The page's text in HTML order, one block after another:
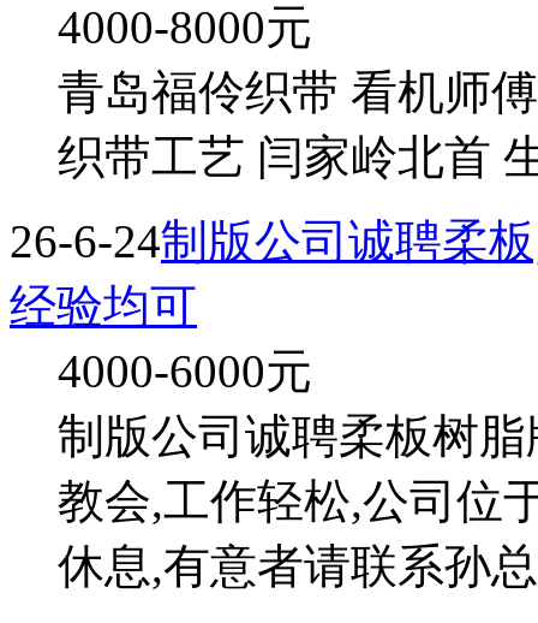
4000-8000元
青岛福伶织带 看机师
织带工艺 闫家岭北首
26-6-24制版公司诚聘柔
经验均可
4000-6000元
制版公司诚聘柔板树
教会,工作轻松,公司位
休息,有意者请联系孙